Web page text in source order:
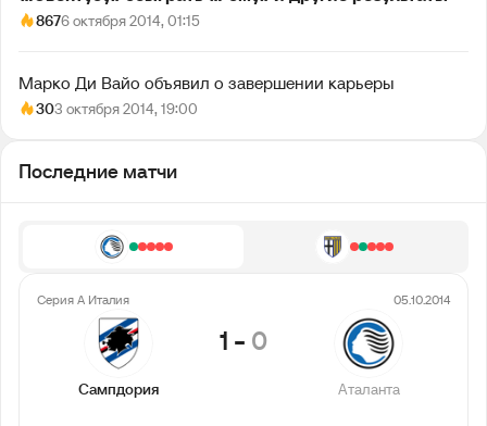
8676 октября 2014, 01:15
Марко Ди Вайо объявил о завершении карьеры
303 октября 2014, 19:00
Последние матчи
Серия А Италия 05.10.2014
Сампдория
1 - 0
Аталанта